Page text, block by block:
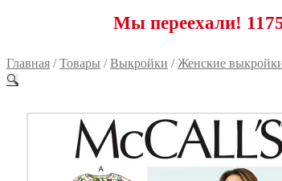
Мы переехали! 117593
Главная /Товары /Выкройки /Женские
🔍